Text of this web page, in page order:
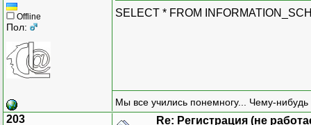
Offline
Пол:
SELECT * FROM
Мы все учились понемногу... Чему-нибудь
203 Re: Регистрация (не